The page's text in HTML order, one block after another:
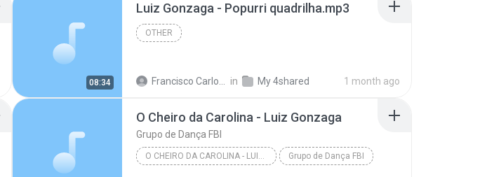
08:34
Luiz Gonzaga - Popurri quadrilha.mp3
OTHER
Francisco Carlos E. in My 4shared 1 month ago
O Cheiro da Carolina - Luiz Gonzaga
Grupo de Dança FBI
O CHEIRO DA CAROLINA - LUIZ GONZAGA Grupo de Dança FBI